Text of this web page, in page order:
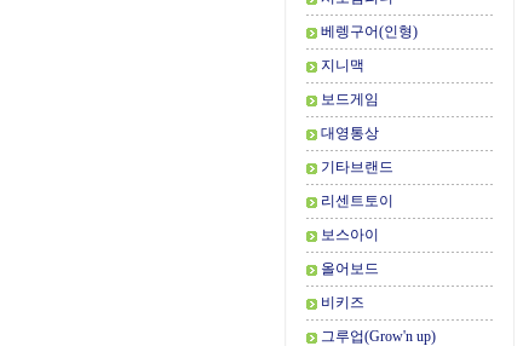
베렝구어(인형)
지니맥
보드게임
대영통상
기타브랜드
리센트토이
보스아이
올어보드
비키즈
그루업(Grow'n up)